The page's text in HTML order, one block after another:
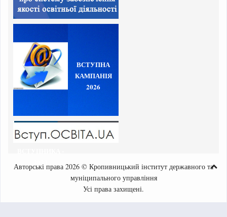
2023
ВСТУПНА
КАМПАНІЯ
2026
Авторські права 2026 © Кропивницький інститут державного та
муніципального управління
Усі права захищені.